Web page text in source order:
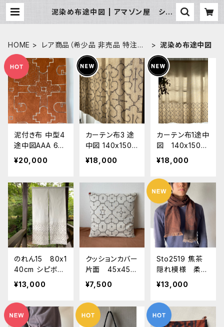
泥染め布途中図 | アマゾン屋 シピ
HOME
レア商品（希少品 非売品 特注
泥染め布途中図
泥付き布 中型4
途中図AAA 64
×69cm タペス
トリー シピボ
泥染め
¥20,000
カーテン布3 途
中図 140x150c
m 草木染め暖
簾 アマゾンの
染め インテリア
目隠し カーテ
ン
¥18,000
カーテン布1途中
図 140x150c
m 草木染め暖
簾 アマゾンの
先住民族 シピ
ボ族の泥染め イ
ンテリア目隠
し カーテン
¥18,000
のれん15 80x1
40cm シピボ族
の泥染め 世界
の民芸布 イン
テリア
¥13,000
クッションカバー
片面 45x45c
m 白途中図一枚
布 シピボ族の
泥染めカバー10
4 南米ペルー
アマゾン 草木
¥7,500
Sto2519 焦茶
隠れ模様 柔ら
か短め １６０x
２０cm アマゾン
の泥染め 焦茶
の中に途中図
¥13,000